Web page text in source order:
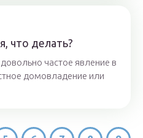
что делать?
частое явление в
домовладение или